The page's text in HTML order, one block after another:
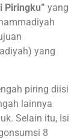
Piringku” yang
yang
piring diisi
lainnya
Selain itu, Isi
8